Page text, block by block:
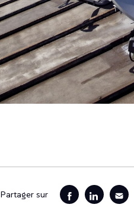
Partager sur